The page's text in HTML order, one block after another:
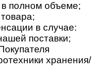
полном объеме;
в случае:
поставки;
хранения/